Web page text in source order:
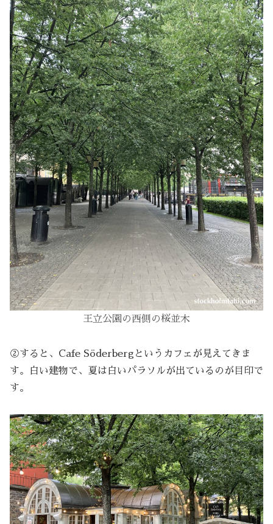
王立公園の西側の桜並木
②すると、Cafe Söderbergというカフェが見えてきま
す。白い建物で、夏は白いパラソルが出ているのが目印で
す。